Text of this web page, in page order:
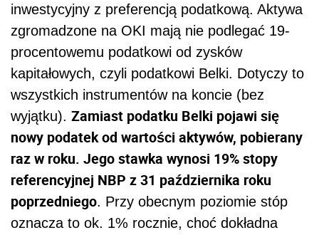
inwestycyjny z preferencją podatkową. Aktywa
zgromadzone na OKI mają nie podlegać 19-
procentowemu podatkowi od zysków
kapitałowych, czyli podatkowi Belki. Dotyczy to
wszystkich instrumentów na koncie (bez
wyjątku). Zamiast podatku Belki pojawi się
nowy podatek od wartości aktywów, pobierany
raz w roku. Jego stawka wynosi 19% stopy
referencyjnej NBP z 31 października roku
poprzedniego. Przy obecnym poziomie stóp
oznacza to ok. 1% rocznie, choć dokładna